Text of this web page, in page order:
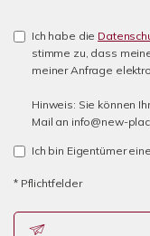
Ich habe die
stimme zu, dass
meiner Anfrage
Hinweis: Sie können
Mail an info@new-
Ich bin Eigentümer
* Pflichtfelder